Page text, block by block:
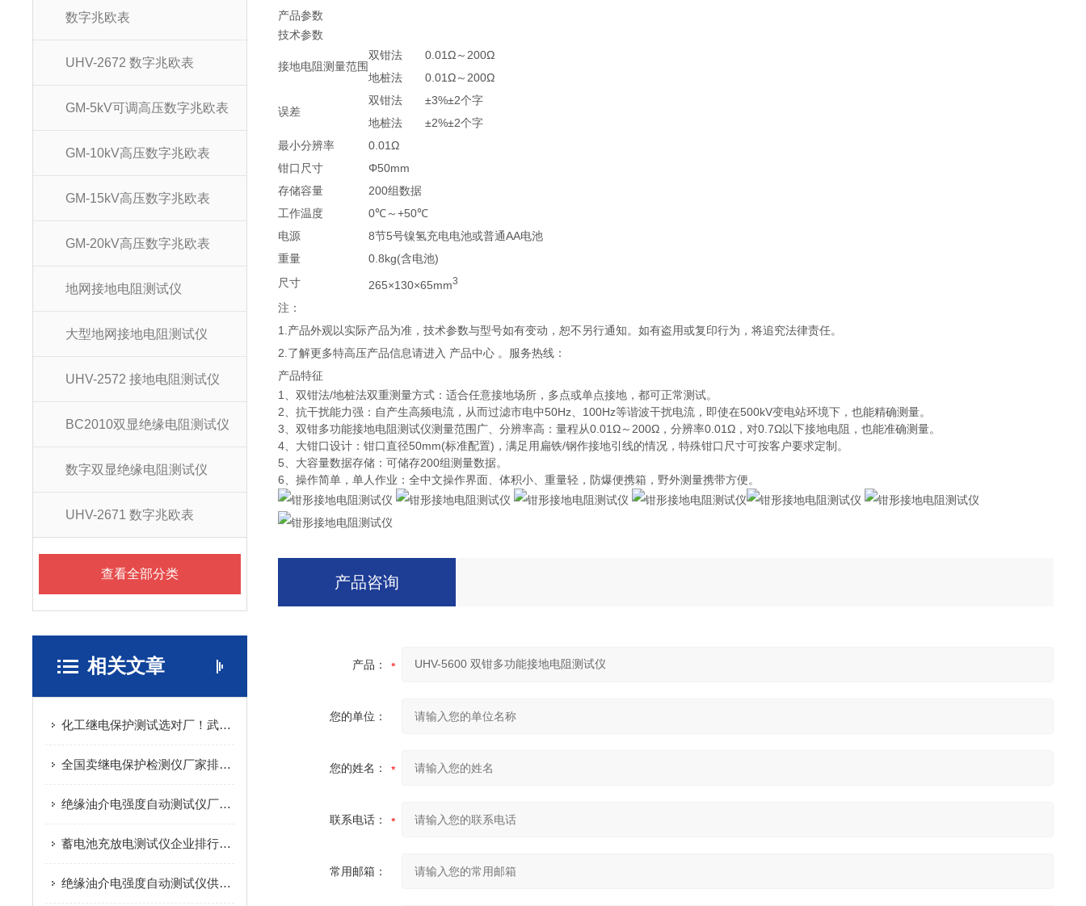
数字兆欧表
UHV-2672 数字兆欧表
GM-5kV可调高压数字兆欧表
GM-10kV高压数字兆欧表
GM-15kV高压数字兆欧表
GM-20kV高压数字兆欧表
地网接地电阻测试仪
大型地网接地电阻测试仪
UHV-2572 接地电阻测试仪
BC2010双显绝缘电阻测试仪
数字双显绝缘电阻测试仪
UHV-2671 数字兆欧表
查看全部分类
相关文章
化工继电保护测试选对厂！武汉特高压凭实战口碑稳登推荐榜
全国卖继电保护检测仪厂家排名 武汉特高压凭化工场景适配与口碑脱颖而出
绝缘油介电强度自动测试仪厂家推荐？
蓄电池充放电测试仪企业排行：从技术到服务，构建企业竞争力的多维图谱
绝缘油介电强度自动测试仪供货商|推荐——武汉特高压电力
产品参数
技术参数
接地电阻测量范围
双钳法
0.01Ω～200Ω
地桩法
0.01Ω～200Ω
误差
双钳法
±3%±2个字
地桩法
±2%±2个字
最小分辨率
0.01Ω
钳口尺寸
Φ50mm
存储容量
200组数据
工作温度
0℃～+50℃
电源
8节5号镍氢充电电池或普通AA电池
重量
0.8kg(含电池)
尺寸
265×130×65mm3
注：
1.产品外观以实际产品为准，技术参数与型号如有变动，恕不另行通知。如有盗用或复印行为，将追究法律责任。
2.了解更多特高压产品信息请进入 产品中心 。服务热线：
产品特征
1、双钳法/地桩法双重测量方式：适合任意接地场所，多点或单点接地，都可正常测试。
2、抗干扰能力强：自产生高频电流，从而过滤市电中50Hz、100Hz等谐波干扰电流，即使在500kV变电站环境下，也能精确测量。
3、双钳多功能接地电阻测试仪测量范围广、分辨率高：量程从0.01Ω～200Ω，分辨率0.01Ω，对0.7Ω以下接地电阻，也能准确测量。
4、大钳口设计：钳口直径50mm(标准配置)，满足用扁铁/钢作接地引线的情况，特殊钳口尺寸可按客户要求定制。
5、大容量数据存储：可储存200组测量数据。
6、操作简单，单人作业：全中文操作界面、体积小、重量轻，防爆便携箱，野外测量携带方便。
产品咨询
产品：
您的单位：
您的姓名：
联系电话：
常用邮箱：